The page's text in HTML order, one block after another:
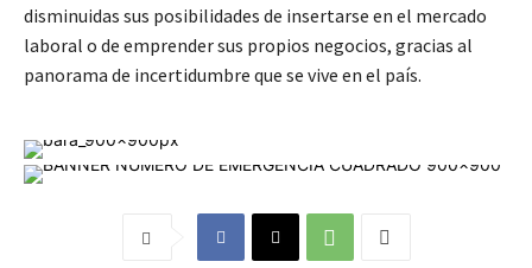
disminuidas sus posibilidades de insertarse en el mercado
laboral o de emprender sus propios negocios, gracias al
panorama de incertidumbre que se vive en el país.